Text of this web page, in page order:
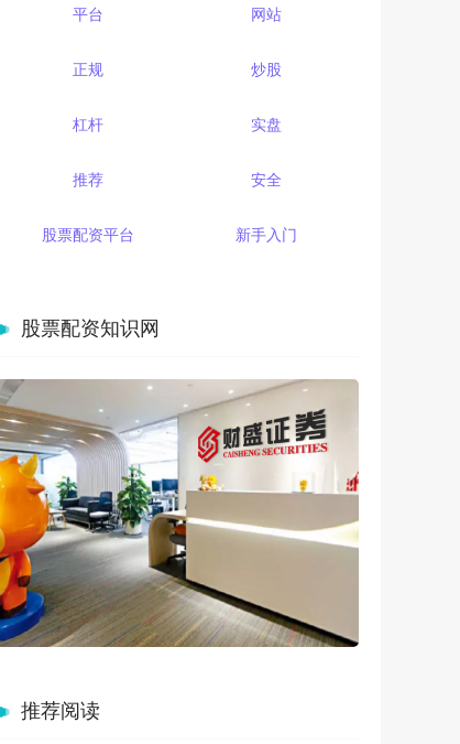
平台 网站
正规 炒股
杠杆 实盘
推荐 安全
股票配资平台 新手入门
股票配资知识网
推荐阅读